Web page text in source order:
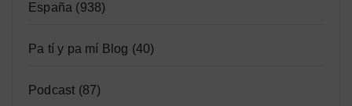
España (938)
Pa tí y pa mí Blog (40)
Podcast (87)